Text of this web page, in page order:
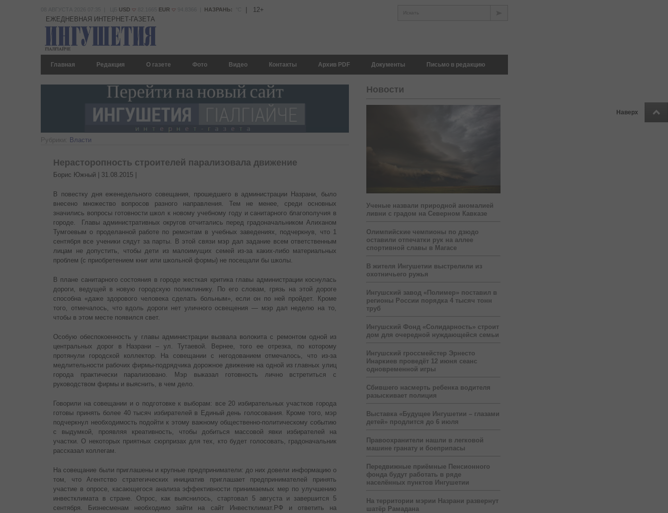
Наверх
USD EUR НАЗРАНЬ: 12+ Искать
ЕЖЕДНЕВНАЯ ИНТЕРНЕТ-ГАЗЕТА
Главная Редакция О газете Фото Видео Контакты Архив PDF Документы Письмо в редакцию
Рубрики: Власти
Нерасторопность строителей парализовала движение
Борис Южный | 31.08.2015
В повестку дня еженедельного совещания, прошедшего в администрации Назрани, было
внесено множество вопросов разного направления. Тем не менее, среди основных
значились вопросы готовности школ к новому учебному году и санитарного благополучия в
городе.
Главы административных округов отчитались перед градоначальником Алиханом
Тумгоевым о проделанной работе по ремонтам в учебных заведениях, подчеркнув, что 1
сентября все ученики сядут за парты. В этой связи мэр дал задание всем ответственным
лицам не допустить, чтобы дети из малоимущих семей из-за каких-либо материальных
проблем (с приобретением книг или школьной формы) не посещали бы школы.
В плане санитарного состояния в городе жесткая критика главы администрации коснулась
дороги, ведущей в новую городскую поликлинику. По его словам, грязь на этой дороге
способна «даже здорового человека сделать больным», если он по ней пройдет. Кроме
того, отмечалось, что вдоль дороги нет уличного освещения — мэр дал неделю на то,
чтобы в этом месте появился свет.
Особую обеспокоенность у главы администрации вызвала волокита с ремонтом одной из
центральных дорог в Назрани – ул. Тутаевой. Вернее, того ее отрезка, по которому
протянули городской коллектор. На совещании с негодованием отмечалось, что из-за
медлительности рабочих фирмы-подрядчика дорожное движение на одной из главных улиц
города практически парализовано. Мэр выказал готовность лично встретиться с
руководством фирмы и выяснить, в чем дело.
Говорили на совещании и о подготовке к выборам: все 20 избирательных участков города
готовы принять более 40 тысяч избирателей в Единый день голосования. Кроме того, мэр
подчеркнул необходимость подойти к этому важному общественно-политическому событию
с выдумкой, проявляя креативность, чтобы добиться массовой явки избирателей на
участки. О некоторых приятных сюрпризах для тех, кто будет голосовать, градоначальник
рассказал коллегам.
На совещание были приглашены и крупные предприниматели: до них довели информацию о
том, что Агентство стратегических инициатив приглашает предпринимателей принять
участие в опросе, касающегося анализа эффективности принимаемых мер по улучшению
инвестклимата в стране. Опрос, как выяснилось, стартовал 5 августа и завершится 5
сентября. Бизнесменам необходимо зайти на сайт Инвестклимат.РФ и ответить на
Новости
Ученые назвали природной аномалией
ливни с градом на Северном Кавказе
Олимпийские чемпионы по дзюдо
оставили отпечатки рук на аллее
спортивной славы в Магасе
В жителя Ингушетии выстрелили из
охотничьего ружья
Ингушский завод «Полимер» поставил в
регионы России порядка 4 тысяч тонн
труб
Ингушский Фонд «Солидарность» строит
дом для очередной нуждающейся семьи
Ингушский гроссмейстер Эрнесто
Инаркиев проведёт 12 июня сеанс
одновременной игры
Сбившего насмерть ребенка водителя
разыскивает полиция
Выставка «Будущее Ингушетии – глазами
детей» продлится до 6 июля
Правоохранители нашли в легковой
машине гранату и боеприпасы
Передвижные приёмные Пенсионного
фонда будут работать в ряде
населённых пунктов Ингушетии
На территории мэрии Назрани развернут
шатёр Рамадана